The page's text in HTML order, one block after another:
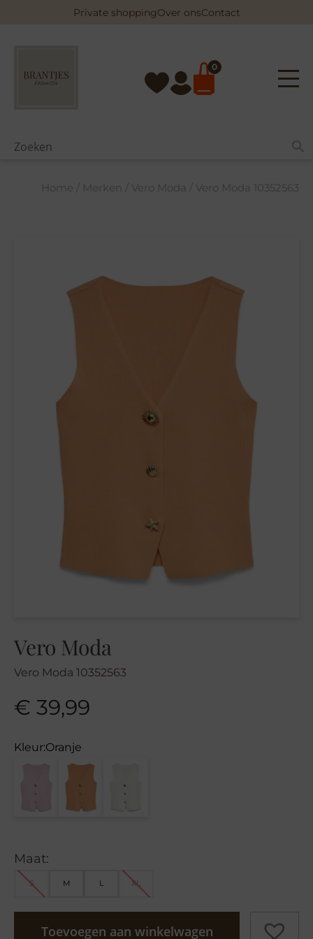
Private shoppingOver onsContact
0
Home / Merken / Vero Moda / Vero Moda 10352563
Vero Moda
Vero Moda 10352563
€ 39,99
Kleur:Oranje
Maat:
S M L XL
Toevoegen aan winkelwagen